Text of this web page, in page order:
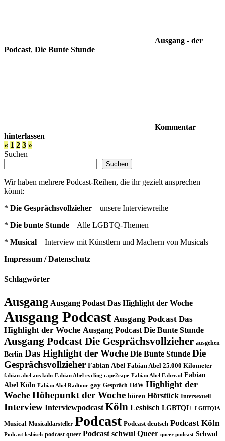
Ausgang - der
Podcast, Die Bunte Stunde
Kommentar
hinterlassen
Seitennummerierung
der
«Vorherige
Beiträge
1 2 3 Nächste
»
Suchen
Suchen
Wir haben mehrere Podcast-Reihen, die ihr gezielt ansprechen
könnt:
* Die Gesprächsvollzieher – unsere Interviewreihe
* Die bunte Stunde – Alle LGBTQ-Themen
* Musical – Interview mit Künstlern und Machern von Musicals
Impressum / Datenschutz
Schlagwörter
Ausgang Ausgang Podast Das Highlight der Woche
Ausgang Podcast Ausgang Podcast Das
Highlight der Woche Ausgang Podcast Die Bunte Stunde
Ausgang Podcast Die Gesprächsvollzieher ausgehen
Berlin Das Highlight der Woche Die Bunte Stunde Die
Gesprächsvollzieher Fabian Abel Fabian Abel 25.000 Kilometer
fabian abel aus köln Fabian Abel cycling cape2cape Fabian Abel Fahrrad Fabian
Abel Köln Fabian Abel Radtour gay Gespräch HdW Highlight der
Woche Höhepunkt der Woche hören Hörstück Intersexuell
Interview Interviewpodcast Köln Lesbisch LGBTQI+ LGBTQIA
Musical Musicaldarsteller Podcast Podcast deutsch Podcast Köln
Podcast lesbisch podcast queer Podcast schwul Queer queer podcast Schwul